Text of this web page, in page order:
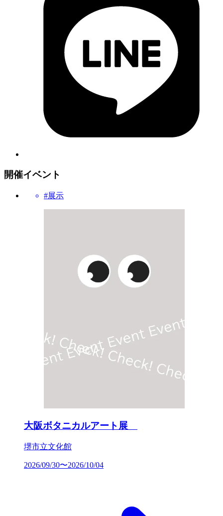
開催イベント
#展示
大阪ボタニカルアート展
堺市立文化館
2026/09/30〜2026/10/04